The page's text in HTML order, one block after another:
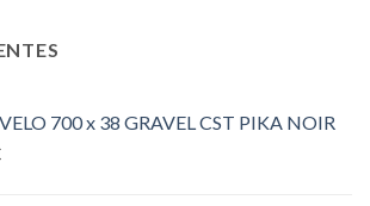
était :
700 x 38 GRAVEL CST PIKA NOIR